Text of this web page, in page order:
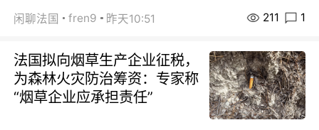
闲聊法国 fren9 昨天10:51 211 1
法国拟向烟草生产企业征税，
为森林火灾防治筹资：专家称
“烟草企业应承担责任”